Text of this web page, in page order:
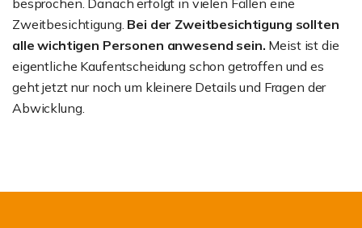
besprochen. Danach erfolgt in vielen Fällen eine
Zweitbesichtigung. Bei der Zweitbesichtigung sollten
alle wichtigen Personen anwesend sein. Meist ist die
eigentliche Kaufentscheidung schon getroffen und es
geht jetzt nur noch um kleinere Details und Fragen der
Abwicklung.